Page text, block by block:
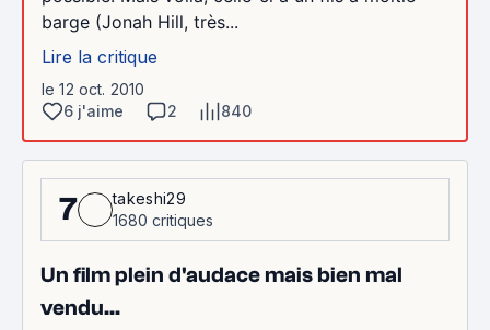
barge (Jonah Hill, très...
Lire la critique
le 12 oct. 2010
6 j'aime
2 840
7
takeshi29
1680 critiques
Un film plein d'audace mais bien mal
vendu...